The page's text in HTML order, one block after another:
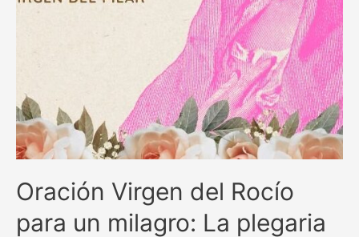
Oración Virgen del Rocío
para un milagro: La plegaria